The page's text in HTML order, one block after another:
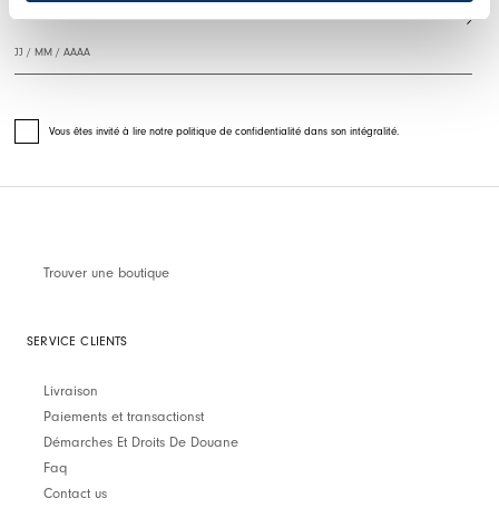
Vous êtes invité à lire notre politique de confidentialité dans son intégralité.
Trouver une boutique
SERVICE CLIENTS
Livraison
Paiements et transactionst
Démarches Et Droits De Douane
Faq
Contact us